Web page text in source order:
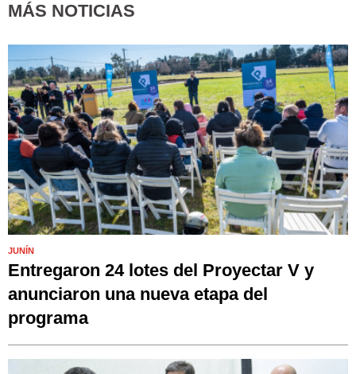
MÁS NOTICIAS
JUNÍN
Entregaron 24 lotes del Proyectar V y
anunciaron una nueva etapa del
programa